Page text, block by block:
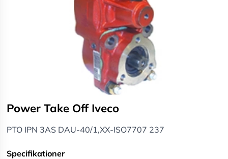
Power Take Off Iveco
PTO IPN 3AS DAU-40/1,XX-ISO7707 237
Specifikationer